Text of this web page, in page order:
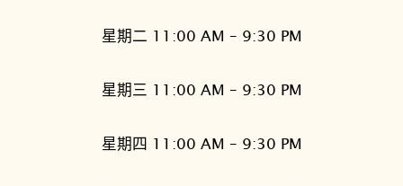
星期二 11:00 AM – 9:30 PM
星期三 11:00 AM – 9:30 PM
星期四 11:00 AM – 9:30 PM